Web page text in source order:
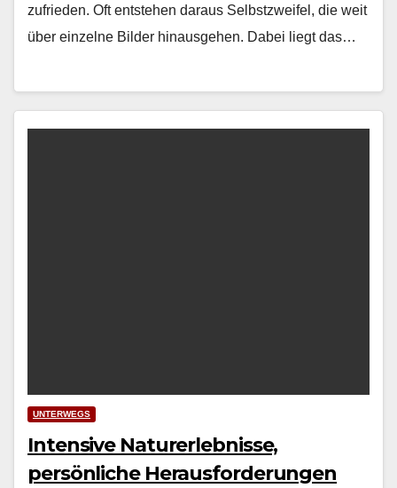
zufrieden. Oft entste­hen daraus Selb­stzweifel, die weit
über einzelne Bilder hin­aus­ge­hen. Dabei liegt das…
UNTERWEGS
Intensive Naturerlebnisse,
persönliche Herausforderungen